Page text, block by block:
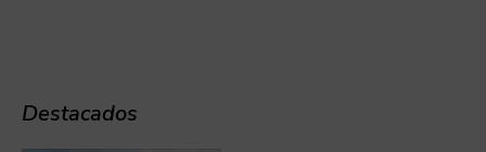
Destacados